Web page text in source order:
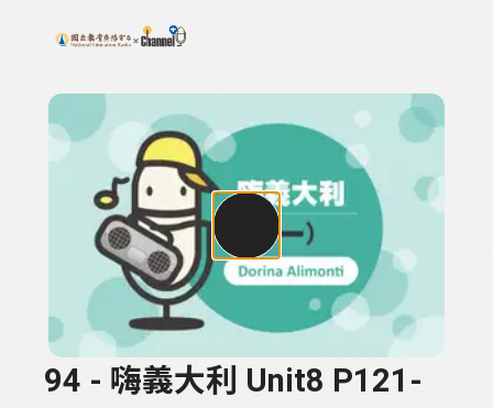
上方功能區塊
搜尋關鍵字：可輸入節目名稱、主持人或關鍵字
94 - 嗨義大利 Unit8 P121-